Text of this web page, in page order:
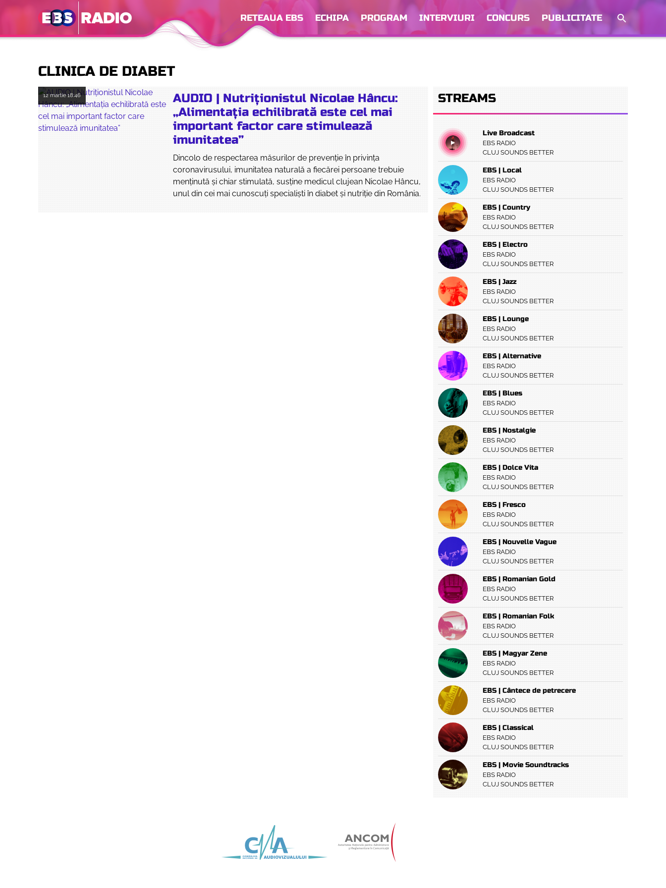
RETEAUA EBS ECHIPA PROGRAM INTERVIURI CONCURS PUBLICITATE
CLINICA DE DIABET
12 martie18:46
AUDIO | Nutriționistul Nicolae Hâncu:
„Alimentația echilibrată este cel mai
important factor care stimulează
imunitatea”
Dincolo de respectarea măsurilor de prevenție în privința
coronavirusului, imunitatea naturală a fiecărei persoane trebuie
menținută și chiar stimulată, susține medicul clujean Nicolae Hâncu,
unul din cei mai cunoscuți specialiști în diabet și nutriție din România.
STREAMS
Live Broadcast
EBS RADIO
CLUJ SOUNDS BETTER
EBS | Local
EBS RADIO
CLUJ SOUNDS BETTER
EBS | Country
EBS RADIO
CLUJ SOUNDS BETTER
EBS | Electro
EBS RADIO
CLUJ SOUNDS BETTER
EBS | Jazz
EBS RADIO
CLUJ SOUNDS BETTER
EBS | Lounge
EBS RADIO
CLUJ SOUNDS BETTER
EBS | Alternative
EBS RADIO
CLUJ SOUNDS BETTER
EBS | Blues
EBS RADIO
CLUJ SOUNDS BETTER
EBS | Nostalgie
EBS RADIO
CLUJ SOUNDS BETTER
EBS | Dolce Vita
EBS RADIO
CLUJ SOUNDS BETTER
EBS | Fresco
EBS RADIO
CLUJ SOUNDS BETTER
EBS | Nouvelle Vague
EBS RADIO
CLUJ SOUNDS BETTER
EBS | Romanian Gold
EBS RADIO
CLUJ SOUNDS BETTER
EBS | Romanian Folk
EBS RADIO
CLUJ SOUNDS BETTER
EBS | Magyar Zene
EBS RADIO
CLUJ SOUNDS BETTER
EBS | Cântece de petrecere
EBS RADIO
CLUJ SOUNDS BETTER
EBS | Classical
EBS RADIO
CLUJ SOUNDS BETTER
EBS | Movie Soundtracks
EBS RADIO
CLUJ SOUNDS BETTER